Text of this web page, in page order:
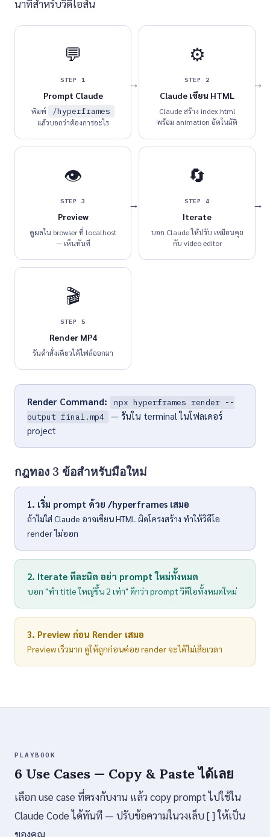
นาทีสำหรับวิดีโอสั้น
💬
STEP 1
Prompt Claude
พิมพ์ /hyperframes
แล้วบอกว่าต้องการอะไร
⚙️
STEP 2
Claude เขียน HTML
Claude สร้าง index.html
พร้อม animation อัตโนมัติ
👁️
STEP 3
Preview
ดูผลใน browser ที่ localhost
— เห็นทันที
🔄
STEP 4
Iterate
บอก Claude ให้ปรับ เหมือนคุย
กับ video editor
🎬
STEP 5
Render MP4
รันคำสั่งเดียวได้ไฟล์ออกมา
Render Command:
npx hyperframes render --
output final.mp4
— รันใน terminal ในโฟลเดอร์
project
กฎทอง 3 ข้อสำหรับมือใหม่
1. เริ่ม prompt ด้วย /hyperframes เสมอ
ถ้าไม่ใส่ Claude อาจเขียน HTML ผิดโครงสร้าง ทำให้วิดีโอ
render ไม่ออก
2. Iterate ทีละนิด อย่า prompt ใหม่ทั้งหมด
บอก "ทำ title ใหญ่ขึ้น 2 เท่า" ดีกว่า prompt วิดีโอทั้งหมดใหม่
3. Preview ก่อน Render เสมอ
Preview เร็วมาก ดูให้ถูกก่อนค่อย render จะได้ไม่เสียเวลา
PLAYBOOK
6 Use Cases — Copy & Paste ได้เลย
เลือก use case ที่ตรงกับงาน แล้ว copy prompt ไปใช้ใน
Claude Code ได้ทันที — ปรับข้อความในวงเล็บ [ ] ให้เป็น
ของคุณ